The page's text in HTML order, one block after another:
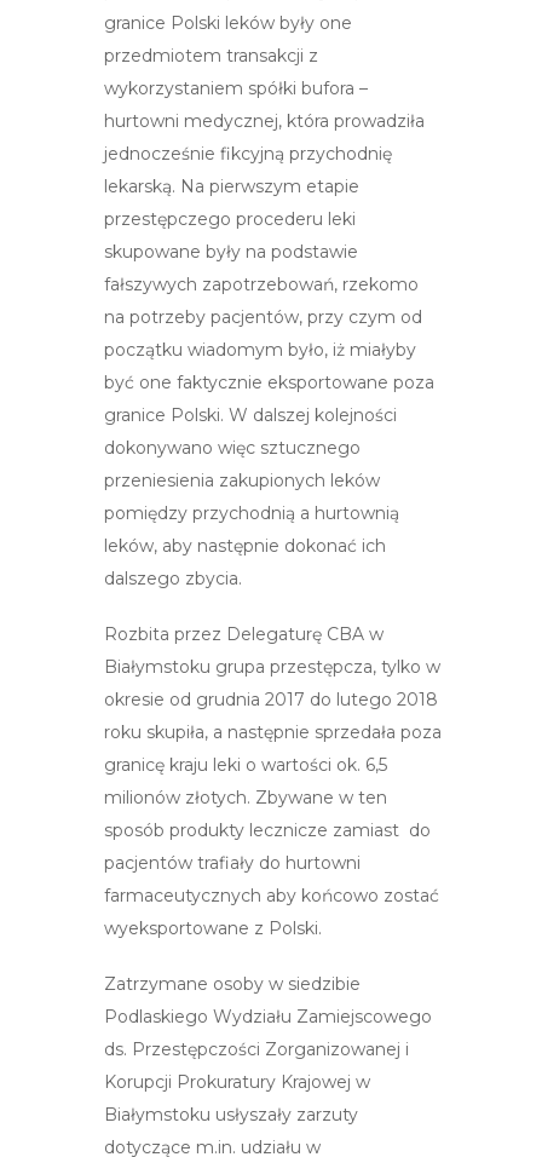
granice Polski leków były one
przedmiotem transakcji z
wykorzystaniem spółki bufora –
hurtowni medycznej, która prowadziła
jednocześnie fikcyjną przychodnię
lekarską. Na pierwszym etapie
przestępczego procederu leki
skupowane były na podstawie
fałszywych zapotrzebowań, rzekomo
na potrzeby pacjentów, przy czym od
początku wiadomym było, iż miałyby
być one faktycznie eksportowane poza
granice Polski. W dalszej kolejności
dokonywano więc sztucznego
przeniesienia zakupionych leków
pomiędzy przychodnią a hurtownią
leków, aby następnie dokonać ich
dalszego zbycia.
Rozbita przez Delegaturę CBA w
Białymstoku grupa przestępcza, tylko w
okresie od grudnia 2017 do lutego 2018
roku skupiła, a następnie sprzedała poza
granicę kraju leki o wartości ok. 6,5
milionów złotych. Zbywane w ten
sposób produkty lecznicze zamiast do
pacjentów trafiały do hurtowni
farmaceutycznych aby końcowo zostać
wyeksportowane z Polski.
Zatrzymane osoby w siedzibie
Podlaskiego Wydziału Zamiejscowego
ds. Przestępczości Zorganizowanej i
Korupcji Prokuratury Krajowej w
Białymstoku usłyszały zarzuty
dotyczące m.in. udziału w